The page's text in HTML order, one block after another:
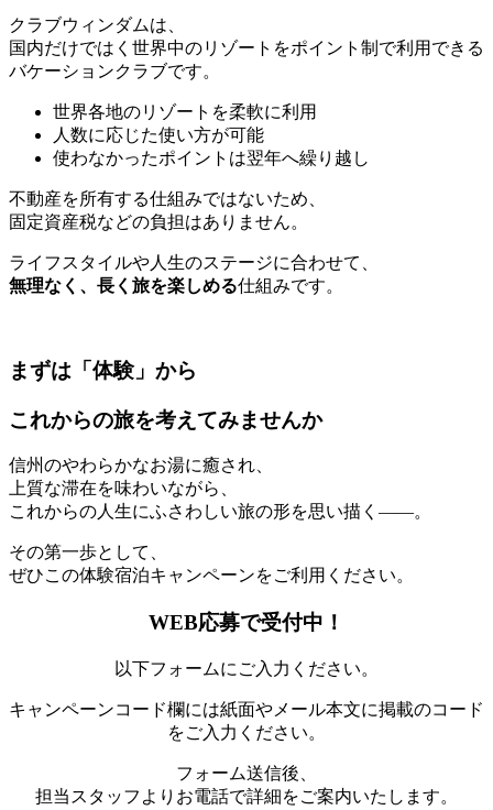
クラブウィンダムは、
国内だけではく世界中のリゾートをポイント制で利用できる
バケーションクラブです。
世界各地のリゾートを柔軟に利用
人数に応じた使い方が可能
使わなかったポイントは翌年へ繰り越し
不動産を所有する仕組みではないため、
固定資産税などの負担はありません。
ライフスタイルや人生のステージに合わせて、
無理なく、長く旅を楽しめる仕組みです。
まずは「体験」から
これからの旅を考えてみませんか
信州のやわらかなお湯に癒され、
上質な滞在を味わいながら、
これからの人生にふさわしい旅の形を思い描く——。
その第一歩として、
ぜひこの体験宿泊キャンペーンをご利用ください。
WEB応募で受付中！
以下フォームにご入力ください。
キャンペーンコード欄には紙面やメール本文に掲載のコード
をご入力ください。
フォーム送信後、
担当スタッフよりお電話で詳細をご案内いたします。